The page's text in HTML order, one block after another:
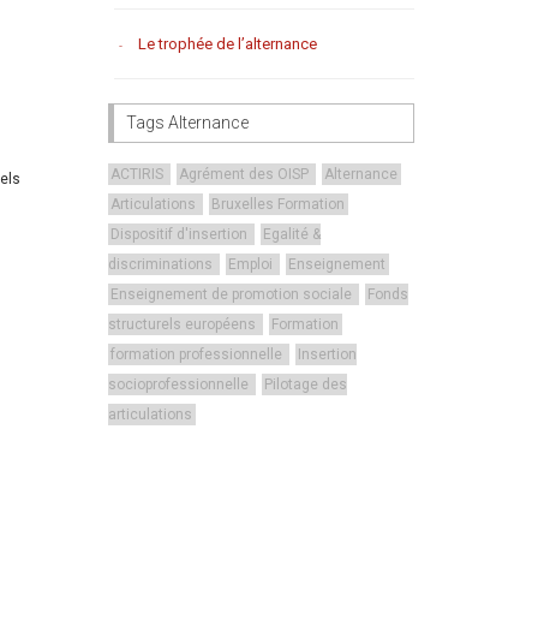
Le trophée de l’alternance
Tags Alternance
ACTIRIS Agrément des OISP
Alternance
Articulations
Bruxelles Formation
Dispositif d'insertion
Egalité &
discriminations
Emploi
Enseignement
Enseignement de promotion sociale
Fonds
structurels européens
Formation
formation professionnelle
Insertion
socioprofessionnelle
Pilotage des
articulations